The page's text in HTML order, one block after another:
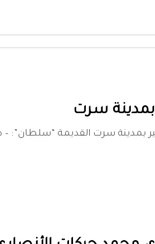
سرت
بمدينة سرت القديمة “سلطان”: –